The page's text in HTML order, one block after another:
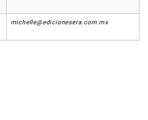
michelle@edicionesera.com.mx